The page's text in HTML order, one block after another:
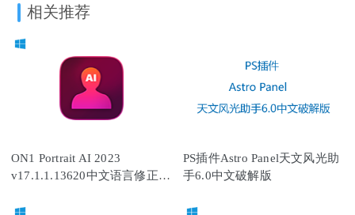
相关推荐
ON1 Portrait AI 2023
v17.1.1.13620中文语言修正破
PS插件Astro Panel天文风光助
手6.0中文破解版